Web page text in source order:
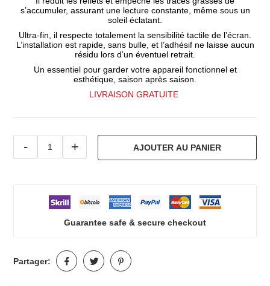
s’accumuler, assurant une lecture constante, même sous un
soleil éclatant.
Ultra-fin, il respecte totalement la sensibilité tactile de l’écran.
L’installation est rapide, sans bulle, et l’adhésif ne laisse aucun
résidu lors d’un éventuel retrait.
Un essentiel pour garder votre appareil fonctionnel et
esthétique, saison après saison.
LIVRAISON GRATUITE
- + AJOUTER AU PANIER
Guarantee safe & secure checkout
Partager: